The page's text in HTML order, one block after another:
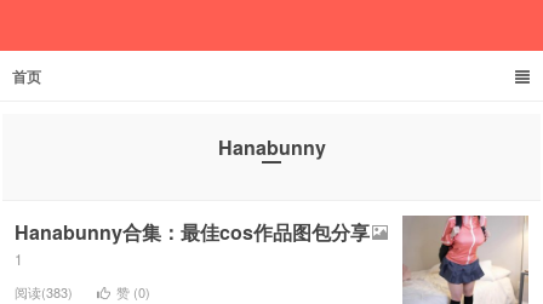
首页
Hanabunny
Hanabunny合集：最佳cos作品图包分享
1
阅读(383) 赞 (0)